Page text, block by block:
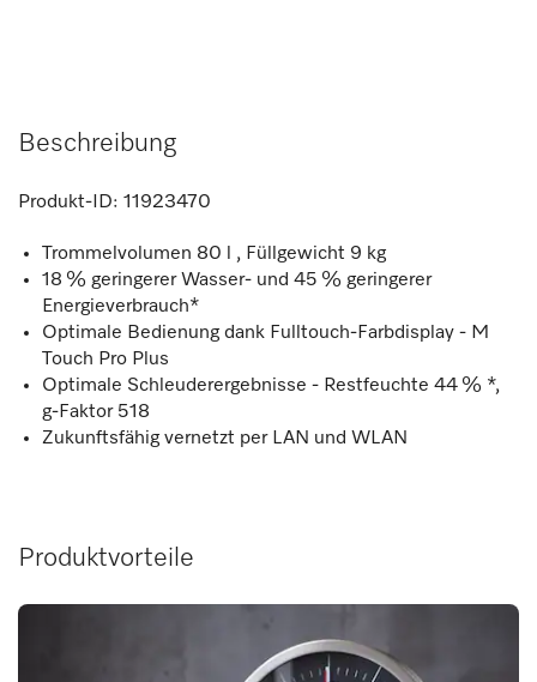
Beschreibung
Produkt-ID: 11923470
Trommelvolumen 80 l , Füllgewicht 9 kg
18 % geringerer Wasser- und 45 % geringerer
Energieverbrauch*
Optimale Bedienung dank Fulltouch-Farbdisplay - M
Touch Pro Plus
Optimale Schleuderergebnisse - Restfeuchte 44 % *,
g-Faktor 518
Zukunftsfähig vernetzt per LAN und WLAN
Produktvorteile